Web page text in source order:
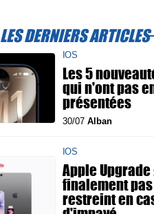
LES DERNIERS ARTICLES
IOS
Les 5
qui n'ont pas
présentées
30/07 Alban
IOS
Apple Upgrade
finalement
restreint en